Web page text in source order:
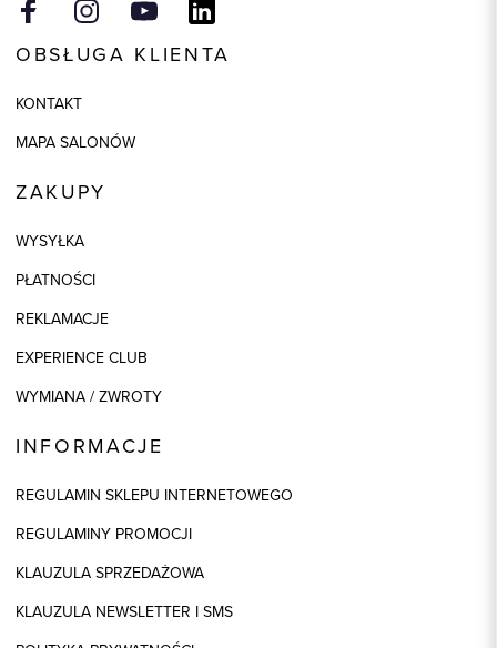
OBSŁUGA KLIENTA
KONTAKT
MAPA SALONÓW
ZAKUPY
WYSYŁKA
PŁATNOŚCI
REKLAMACJE
EXPERIENCE CLUB
WYMIANA / ZWROTY
INFORMACJE
REGULAMIN SKLEPU INTERNETOWEGO
REGULAMINY PROMOCJI
KLAUZULA SPRZEDAŻOWA
KLAUZULA NEWSLETTER I SMS